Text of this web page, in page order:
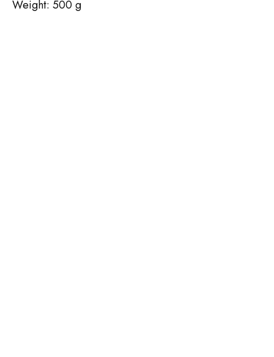
Weight: 500 g